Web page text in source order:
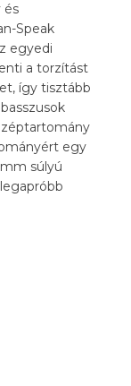
és
Speak
egyedi
a torzítást
így tisztább
egy
súlyú